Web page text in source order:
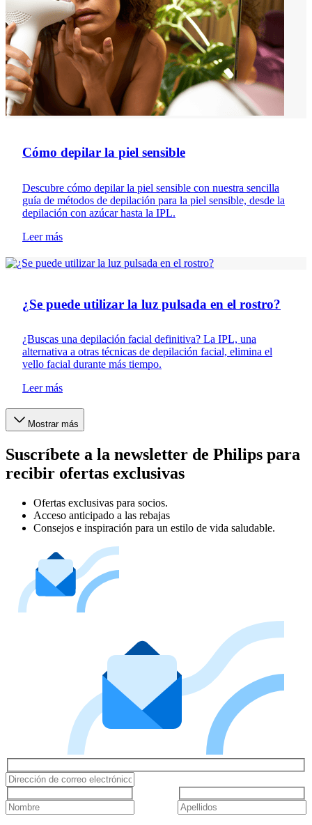
Cómo depilar la piel sensible
Descubre cómo depilar la piel sensible con nuestra sencilla
guía de métodos de depilación para la piel sensible, desde la
depilación con azúcar hasta la IPL.
Leer más
¿Se puede utilizar la luz pulsada en el rostro?
¿Buscas una depilación facial definitiva? La IPL, una
alternativa a otras técnicas de depilación facial, elimina el
vello facial durante más tiempo.
Leer más
Mostrar más
Suscríbete a la newsletter de Philips para
recibir ofertas exclusivas
Ofertas exclusivas para socios.
Acceso anticipado a las rebajas
Consejos e inspiración para un estilo de vida saludable.